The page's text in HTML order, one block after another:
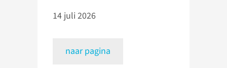
14 juli 2026
naar pagina